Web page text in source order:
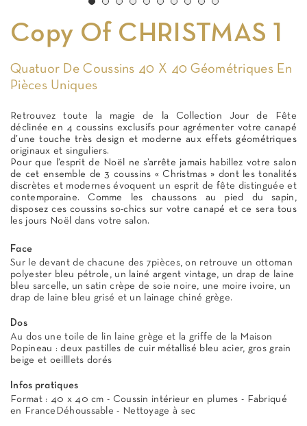
Copy Of CHRISTMAS 1
Quatuor De Coussins 40 X 40 Géométriques En
Pièces Uniques
Retrouvez toute la magie de la Collection Jour de Fête
déclinée en 4 coussins exclusifs pour agrémenter votre canapé
d’une touche très design et moderne aux effets géométriques
originaux et singuliers.
Pour que l’esprit de Noël ne s’arrête jamais habillez votre salon
de cet ensemble de 3 coussins « Christmas » dont les tonalités
discrètes et modernes évoquent un esprit de fête distinguée et
contemporaine. Comme les chaussons au pied du sapin,
disposez ces coussins so-chics sur votre canapé et ce sera tous
les jours Noël dans votre salon.
Face
Sur le devant de chacune des 7pièces, on retrouve un ottoman
polyester bleu pétrole, un lainé argent vintage, un drap de laine
bleu sarcelle, un satin crèpe de soie noire, une moire ivoire, un
drap de laine bleu grisé et un lainage chiné grège.
Dos
Au dos une toile de lin laine grège et la griffe de la Maison
Popineau : deux pastilles de cuir métallisé bleu acier, gros grain
beige et oeilllets dorés
Infos pratiques
Format : 40 x 40 cm - Coussin intérieur en plumes - Fabriqué
en FranceDéhoussable - Nettoyage à sec